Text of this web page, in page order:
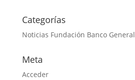
Categorías
Noticias Fundación Banco General
Meta
Acceder